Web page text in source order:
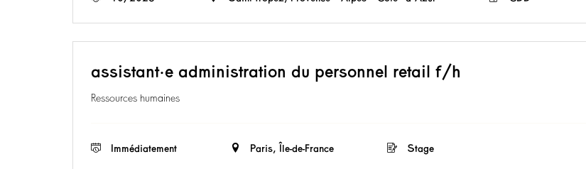
assistant·e administration du personnel retail f/h
Ressources humaines
Immédiatement Paris, Île-de-France Stage